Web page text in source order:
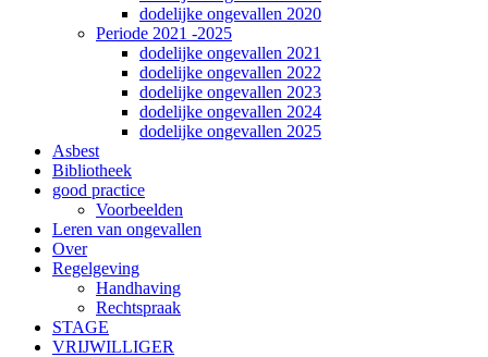
dodelijke ongevallen 2020
Periode 2021 -2025
dodelijke ongevallen 2021
dodelijke ongevallen 2022
dodelijke ongevallen 2023
dodelijke ongevallen 2024
dodelijke ongevallen 2025
Asbest
Bibliotheek
good practice
Voorbeelden
Leren van ongevallen
Over
Regelgeving
Handhaving
Rechtspraak
STAGE
VRIJWILLIGER